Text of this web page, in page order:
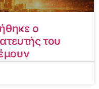
ο
του